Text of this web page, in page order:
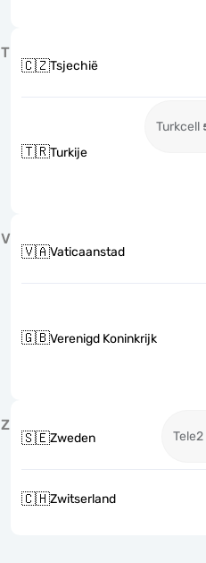
T
🇨🇿Tsjechië
🇹🇷Turkije
Turkcell
V
🇻🇦Vaticaanstad
🇬🇧Verenigd Koninkrijk
Z
🇸🇪Zweden Tele2
🇨🇭Zwitserland